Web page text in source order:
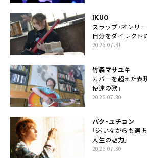
IKUO
スラップ・オンリ
自分をダイレクト
2026.07.31
竹森マサユキ
カバーを超えた表
使達の歌」
2026.07.30
パク・ユチョン
「迷いながらも選
人生の魅力」
2026.07.30